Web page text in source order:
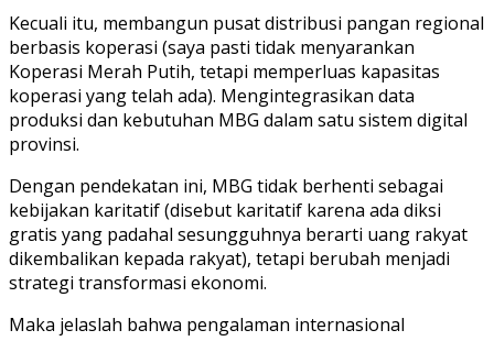
Kecuali itu, membangun pusat distribusi pangan regional
berbasis koperasi (saya pasti tidak menyarankan
Koperasi Merah Putih, tetapi memperluas kapasitas
koperasi yang telah ada). Mengintegrasikan data
produksi dan kebutuhan MBG dalam satu sistem digital
provinsi.
Dengan pendekatan ini, MBG tidak berhenti sebagai
kebijakan karitatif (disebut karitatif karena ada diksi
gratis yang padahal sesungguhnya berarti uang rakyat
dikembalikan kepada rakyat), tetapi berubah menjadi
strategi transformasi ekonomi.
Maka jelaslah bahwa pengalaman internasional